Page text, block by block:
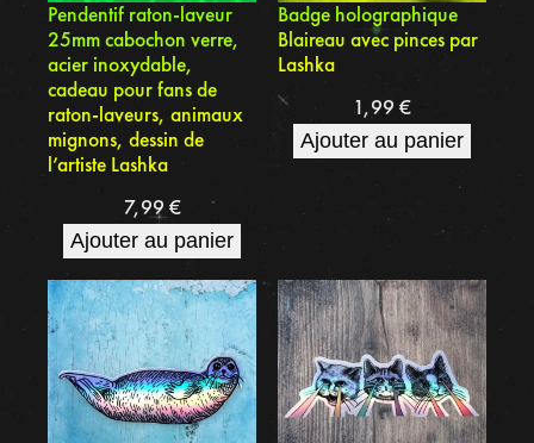
Pendentif raton-laveur
25mm cabochon verre,
acier inoxydable,
cadeau pour fans de
raton-laveurs, animaux
mignons, dessin de
l’artiste Lashka
7,99 €
Ajouter au panier
Badge holographique
Blaireau avec pinces par
Lashka
1,99 €
Ajouter au panier